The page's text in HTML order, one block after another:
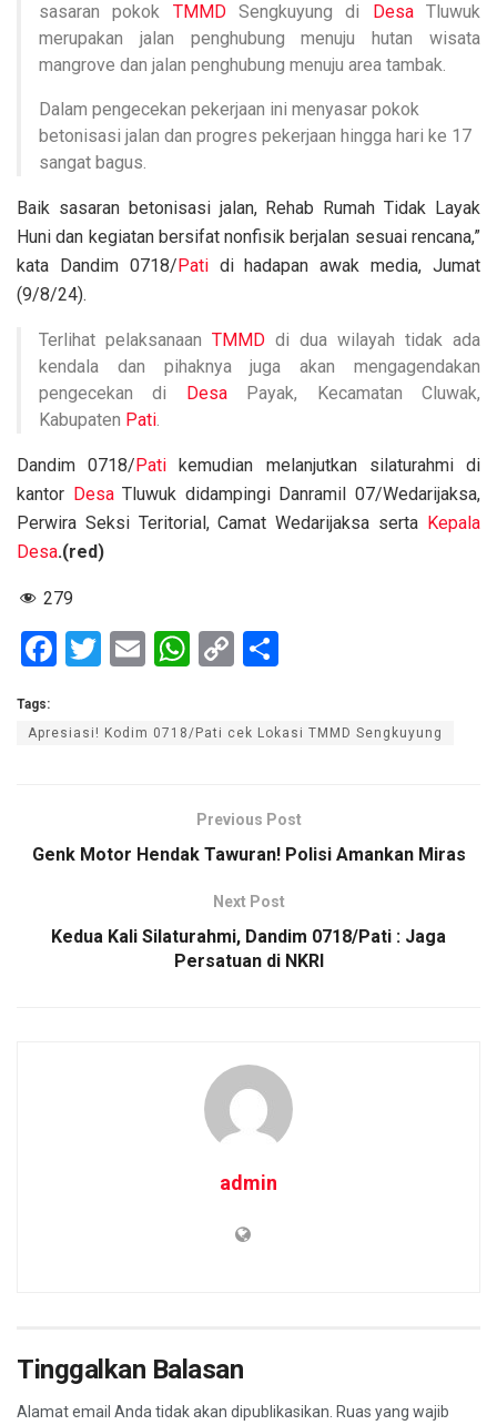
sasaran pokok TMMDSengkuyung di DesaTluwuk
merupakan jalan penghubung menuju hutan wisata
mangrove dan jalan penghubung menuju area tambak.
Dalam pengecekan pekerjaan ini menyasar pokok
betonisasi jalan dan progres pekerjaan hingga hari ke 17
sangat bagus.
Baik sasaran betonisasi jalan, Rehab Rumah Tidak Layak
Huni dan kegiatan bersifat nonfisik berjalan sesuai rencana,”
kata Dandim 0718/ Patidi hadapan awak media, Jumat
(9/8/24).
Terlihat pelaksanaan TMMD di dua wilayah tidak ada
kendala dan pihaknya juga akan mengagendakan
pengecekan di
DesaPayak, Kecamatan Cluwak,
Kabupaten Pati.
Dandim 0718/ Pati kemudian melanjutkan silaturahmi di
kantor DesaTluwuk didampingi Danramil 07/Wedarijaksa,
Perwira Seksi Teritorial, Camat Wedarijaksa serta Kepala
Desa.(red)
279
F
ce
k
T
tt
E
ail
W
at
p
p
C
py
k
ar
Tags:
Apresiasi! Kodim 0718/Pati cek Lokasi TMMD Sengkuyung
Previous Post
Genk Motor Hendak Tawuran! Polisi Amankan Miras
Next Post
Kedua Kali Silaturahmi, Dandim 0718/Pati : Jaga
Persatuan di NKRI
admin
Tinggalkan Balasan
Alamat email Anda tidak akan dipublikasikan. Ruas yang wajib